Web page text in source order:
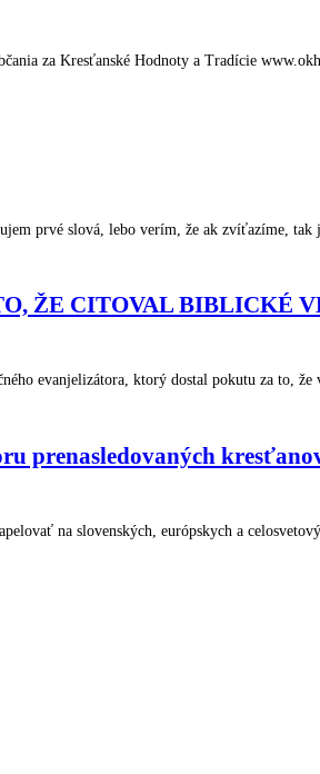
za Kresťanské Hodnoty a Tradície
prvé slová, lebo verím, že ak zvíťazíme,
ŽE CITOVAL BIBLICKÉ
evanjelizátora, ktorý dostal pokutu za to,
prenasledovaných
na slovenských, európskych a